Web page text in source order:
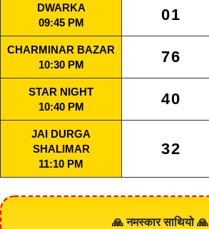
DWARKA
09:45 PM
01
CHARMINAR BAZAR
10:30 PM
76
STAR NIGHT
10:40 PM
40
JAI DURGA
SHALIMAR
11:10 PM
32
🙏 नमस्कार साथियो 🙏